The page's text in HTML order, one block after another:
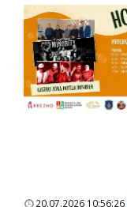
20.07.2026 10:56:26